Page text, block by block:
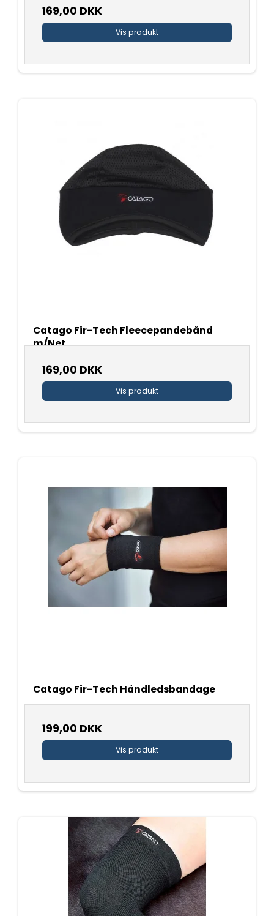
169,00 DKK
Vis produkt
Catago Fir-Tech Fleecepandebånd
m/Net
169,00 DKK
Vis produkt
Catago Fir-Tech Håndledsbandage
199,00 DKK
Vis produkt